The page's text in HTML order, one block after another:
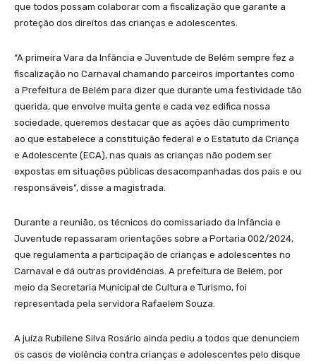
que todos possam colaborar com a fiscalização que garante a
proteção dos direitos das crianças e adolescentes.
“A primeira Vara da Infância e Juventude de Belém sempre fez a
fiscalização no Carnaval chamando parceiros importantes como
a Prefeitura de Belém para dizer que durante uma festividade tão
querida, que envolve muita gente e cada vez edifica nossa
sociedade, queremos destacar que as ações dão cumprimento
ao que estabelece a constituição federal e o Estatuto da Criança
e Adolescente (ECA), nas quais as crianças não podem ser
expostas em situações públicas desacompanhadas dos pais e ou
responsáveis”, disse a magistrada.
Durante a reunião, os técnicos do comissariado da Infância e
Juventude repassaram orientações sobre a Portaria 002/2024,
que regulamenta a participação de crianças e adolescentes no
Carnaval e dá outras providências. A prefeitura de Belém, por
meio da Secretaria Municipal de Cultura e Turismo, foi
representada pela servidora Rafaelem Souza.
A juíza Rubilene Silva Rosário ainda pediu a todos que denunciem
os casos de violência contra crianças e adolescentes pelo disque